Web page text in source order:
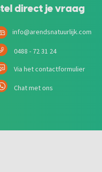
direct je vraag
info@arendsnatuurlijk.com
0488 - 72 31 24
Via het contactformulier
Chat met ons